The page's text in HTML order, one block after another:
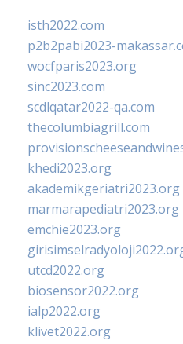
isth2022.com
p2b2pabi2023-
wocfparis2023.org
sinc2023.com
scdlqatar2022-qa.com
thecolumbiagrill.com
khedi2023.org
akademikgeriatri2023.org
marmarapediatri2023.org
emchie2023.org
utcd2022.org
biosensor2022.org
ialp2022.org
klivet2022.org